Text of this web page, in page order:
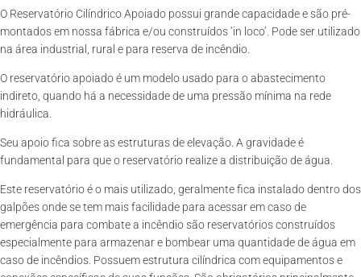
O Reservatório Cilíndrico Apoiado possui grande capacidade e são pré-
montados em nossa fábrica e/ou construídos ‘in loco’. Pode ser utilizado
na área industrial, rural e para reserva de incêndio.
O reservatório apoiado é um modelo usado para o abastecimento
indireto, quando há a necessidade de uma pressão mínima na rede
hidráulica.
Seu apoio fica sobre as estruturas de elevação. A gravidade é
fundamental para que o reservatório realize a distribuição de água.
Este reservatório é o mais utilizado, geralmente fica instalado dentro dos
galpões onde se tem mais facilidade para acessar em caso de
emergência para combate a incêndio são reservatórios construídos
especialmente para armazenar e bombear uma quantidade de água em
caso de incêndios. Possuem estrutura cilíndrica com equipamentos e